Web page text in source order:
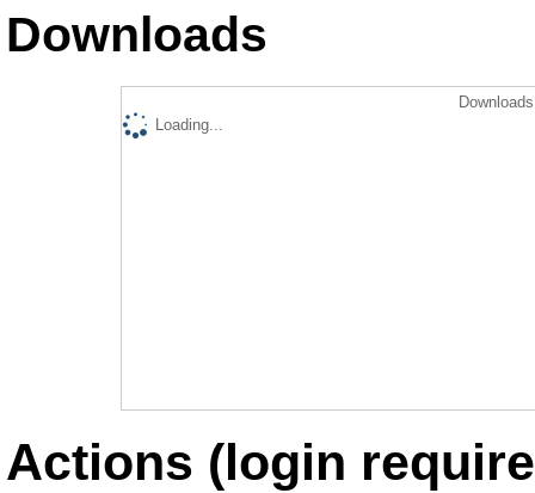
Downloads
Loading...
Actions (login